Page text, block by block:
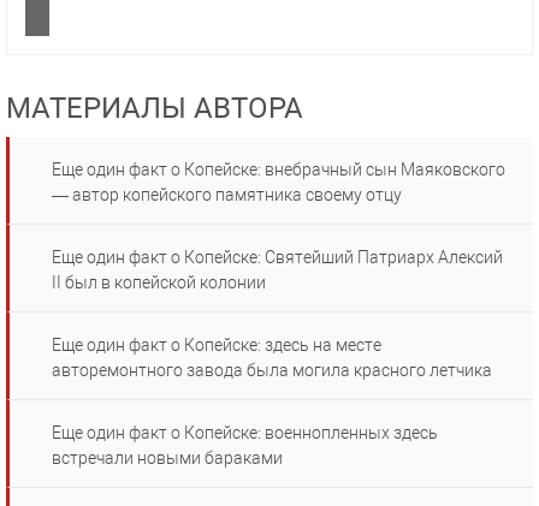
МАТЕРИАЛЫ АВТОРА
Еще один факт о Копейске: внебрачный сын Маяковского
— автор копейского памятника своему отцу
Еще один факт о Копейске: Святейший Патриарх Алексий
II был в копейской колонии
Еще один факт о Копейске: здесь на месте
авторемонтного завода была могила красного летчика
Еще один факт о Копейске: военнопленных здесь
встречали новыми бараками